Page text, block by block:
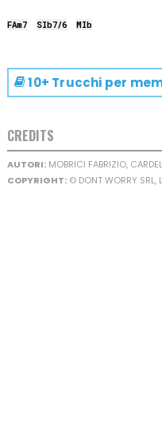
FAm7 SIb7/6 MIb
10+ Trucchi per
CREDITS
AUTORI:MOBRICI FABRIZIO,
COPYRIGHT:© DONT WORRY SRL,